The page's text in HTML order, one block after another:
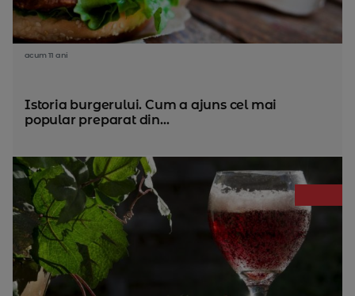
acum 11 ani
Istoria burgerului. Cum a ajuns cel mai
popular preparat din...